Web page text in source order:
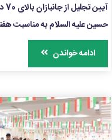
حسین علیه السلام به مناسبت
ادامه خواندن